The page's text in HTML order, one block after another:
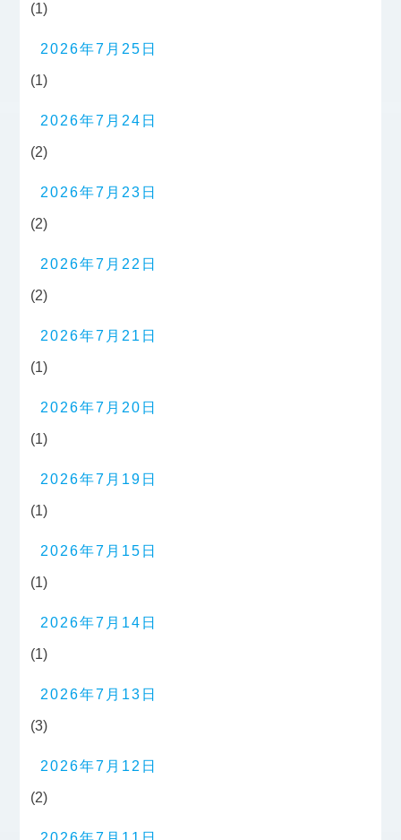
(1)
2026年7月25日
(1)
2026年7月24日
(2)
2026年7月23日
(2)
2026年7月22日
(2)
2026年7月21日
(1)
2026年7月20日
(1)
2026年7月19日
(1)
2026年7月15日
(1)
2026年7月14日
(1)
2026年7月13日
(3)
2026年7月12日
(2)